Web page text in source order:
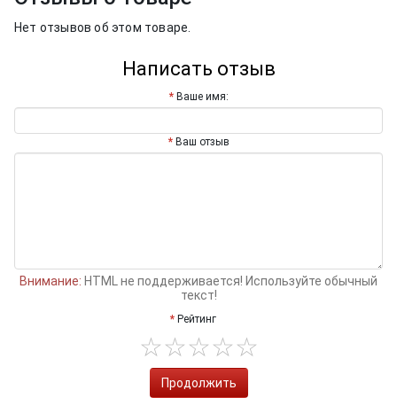
Нет отзывов об этом товаре.
Написать отзыв
Ваше имя:
Ваш отзыв
Внимание: HTML не поддерживается! Используйте обычный
текст!
Рейтинг
Продолжить